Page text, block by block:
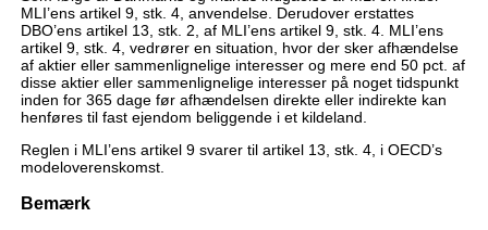
MLI’ens artikel 9, stk. 4, anvendelse. Derudover erstattes
DBO’ens artikel 13, stk. 2, af MLI’ens artikel 9, stk. 4. MLI’ens
artikel 9, stk. 4, vedrører en situation, hvor der sker afhændelse
af aktier eller sammenlignelige interesser og mere end 50 pct. af
disse aktier eller sammenlignelige interesser på noget tidspunkt
inden for 365 dage før afhændelsen direkte eller indirekte kan
henføres til fast ejendom beliggende i et kildeland.
Reglen i MLI’ens artikel 9 svarer til artikel 13, stk. 4, i OECD’s
modeloverenskomst.
Bemærk